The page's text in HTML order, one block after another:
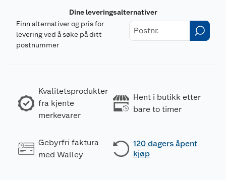
Dine leveringsalternativer
Finn alternativer og pris for
levering ved å søke på ditt
postnummer
Kvalitetsprodukter
fra kjente
merkevarer
Hent i butikk etter
bare to timer
Gebyrfri faktura
med Walley
120 dagers åpent
kjøp